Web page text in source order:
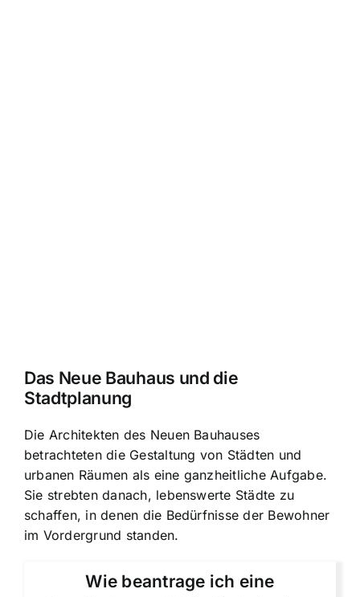
Das Neue Bauhaus und die
Stadtplanung
Die Architekten des Neuen Bauhauses
betrachteten die Gestaltung von Städten und
urbanen Räumen als eine ganzheitliche Aufgabe.
Sie strebten danach, lebenswerte Städte zu
schaffen, in denen die Bedürfnisse der Bewohner
im Vordergrund standen.
Wie beantrage ich eine